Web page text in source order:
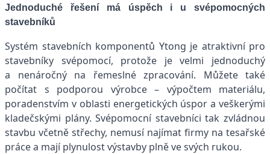
Jednoduché řešení má úspěch i u svépomocných
stavebníků
Systém stavebních komponentů Ytong je atraktivní pro
stavebníky svépomocí, protože je velmi jednoduchý
a nenáročný na řemeslné zpracování. Můžete také
počítat s podporou výrobce – výpočtem materiálu,
poradenstvím v oblasti energetických úspor a veškerými
kladečskými plány. Svépomocní stavebníci tak zvládnou
stavbu včetně střechy, nemusí najímat firmy na tesařské
práce a mají plynulost výstavby plně ve svých rukou.